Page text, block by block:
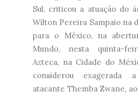
Sul, criticou a atuação do
Wilton Pereira Sampaio na
para o México, na
Mundo, nesta quinta-
Azteca, na Cidade do
considerou exagerada
atacante Themba Zwane,